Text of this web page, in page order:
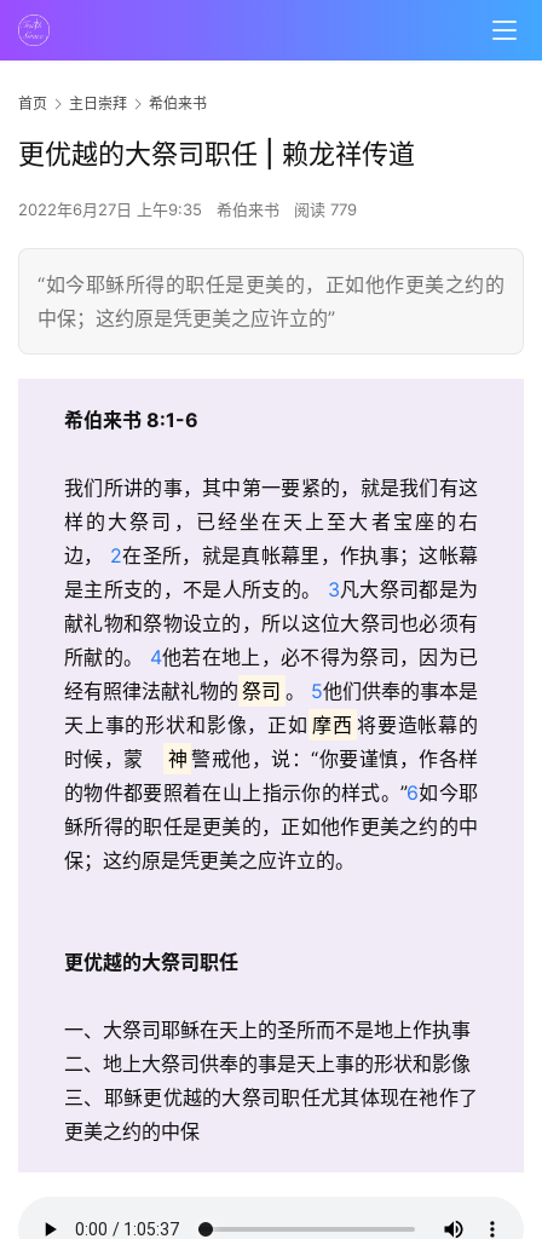
首页 主日崇拜 希伯来书
更优越的大祭司职任 | 赖龙祥传道
2022年6月27日 上午9:35 希伯来书 阅读 779
“如今耶稣所得的职任是更美的，正如他作更美之约的
中保；这约原是凭更美之应许立的”
希伯来书 8:1-6
我们所讲的事，其中第一要紧的，就是我们有这
样的大祭司，已经坐在天上至大者宝座的右
边， 2在圣所，就是真帐幕里，作执事；这帐幕
是主所支的，不是人所支的。 3凡大祭司都是为
献礼物和祭物设立的，所以这位大祭司也必须有
所献的。 4他若在地上，必不得为祭司，因为已
经有照律法献礼物的 祭司 。 5他们供奉的事本是
天上事的形状和影像，正如 摩西 将要造帐幕的
时候，蒙
神 警戒他，说：“你要谨慎，作各样
的物件都要照着在山上指示你的样式。”6如今耶
稣所得的职任是更美的，正如他作更美之约的中
保；这约原是凭更美之应许立的。
更优越的大祭司职任
一、大祭司耶稣在天上的圣所而不是地上作执事
二、地上大祭司供奉的事是天上事的形状和影像
三、耶稣更优越的大祭司职任尤其体现在祂作了
更美之约的中保